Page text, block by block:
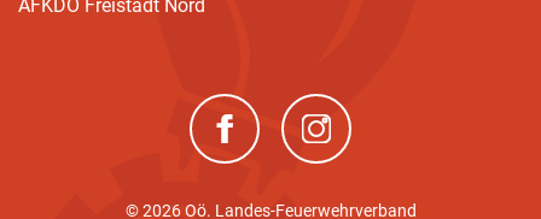
AFKDO Freistadt Nord
(neues Fenster)(neues Fenster)
© 2026 Oö. Landes-Feuerwehrverband